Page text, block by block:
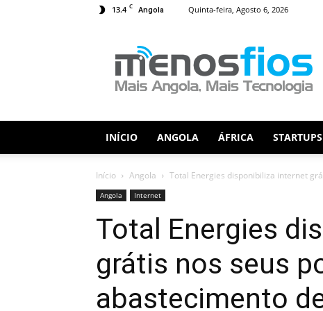
13.4 C Angola Quinta-feira, Agosto 6, 2026
Fios
INÍCIO ANGOLA ÁFRICA STARTUPS
Início Angola Total Energies disponibiliza internet
Angola Internet
Total Energies
grátis nos seus
abastecimento